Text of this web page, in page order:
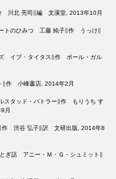
川北 亮司∥編 文溪堂, 2013年10月
トのひみつ 工藤 純子∥作 うっけ∥
イブ・タイタス∥作 ポール・ガル
∥作 小峰書店, 2014年2月
タッド・バトラー∥作 もりうち す
月
作 渋谷 弘子∥訳 文研出版, 2014年8
ぎ話 アニー・Ｍ・Ｇ・シュミット∥